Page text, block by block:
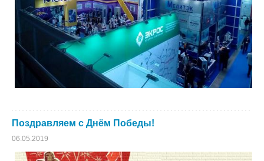
Поздравляем с Днём Победы!
06.05.2019